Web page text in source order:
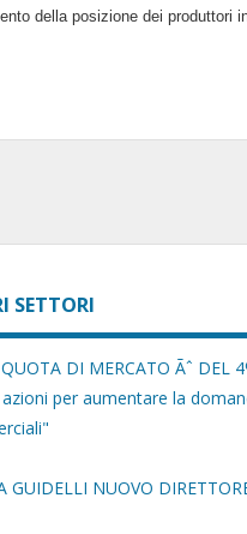
della posizione dei produttori
SETTORI
DI MERCATO Ãˆ DEL
per aumentare la
GUIDELLI NUOVO